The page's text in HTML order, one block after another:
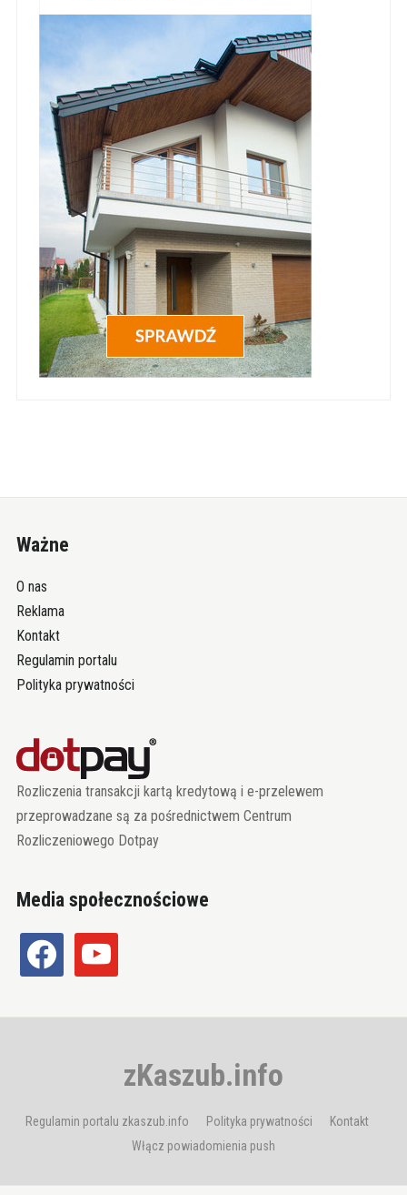
Ważne
O nas
Reklama
Kontakt
Regulamin portalu
Polityka prywatności
Rozliczenia transakcji kartą kredytową i e-przelewem
przeprowadzane są za pośrednictwem Centrum
Rozliczeniowego Dotpay
Media społecznościowe
facebook youtube
zKaszub.info
Regulamin portalu zkaszub.info Polityka prywatności
Kontakt
Włącz powiadomienia push